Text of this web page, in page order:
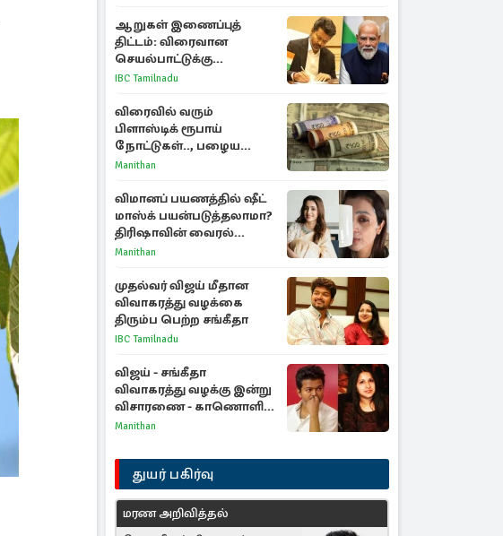
ஆறுகள் இணைப்புத்
திட்டம்: விரைவான
செயல்பாட்டுக்கு
பிரதமருக்கு முதலமைச்சர்
IBC Tamilnadu
விரைவில் வரும்
பிளாஸ்டிக் ரூபாய்
நோட்டுகள்.., பழைய
காகித நோட்டுகள்
Manithan
விமானப் பயணத்தில் ஷீட்
மாஸ்க் பயன்படுத்தலாமா?
திரிஷாவின் வைரல்
செல்ஃபிக்கு மருத்துவர்
Manithan
முதல்வர் விஜய் மீதான
விவாகரத்து வழக்கை
திரும்ப பெற்ற சங்கீதா
IBC Tamilnadu
விஜய் - சங்கீதா
விவாகரத்து வழக்கு இன்று
விசாரணை - காணொளி
மூலம் ஆஜராக வாய்ப்பு
Manithan
துயர் பகிர்வு
மரண அறிவித்தல்